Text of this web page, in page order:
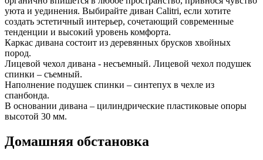
уюта и уединения. Выбирайте диван Calitri, если хотите
создать эстетичный интерьер, сочетающий современные
тенденции и высокий уровень комфорта.
Каркас дивана состоит из деревянных брусков хвойных
пород.
Лицевой чехол дивана - несъемный. Лицевой чехол подушек
спинки – съемный.
Наполнение подушек спинки – синтепух в чехле из
спанбонда.
В основании дивана – цилиндрические пластиковые опоры
высотой 30 мм.
Домашняя обстановка